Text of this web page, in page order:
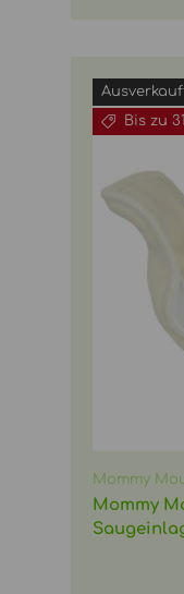
Bis zu
Mommy
Mommy